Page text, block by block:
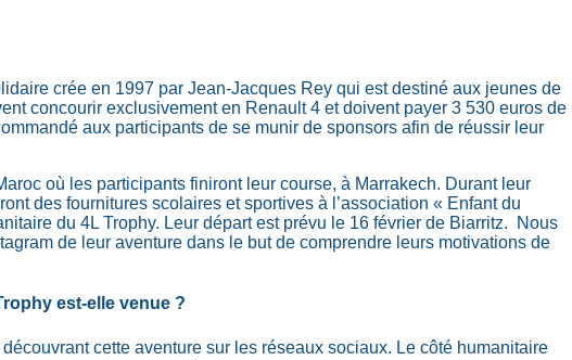
crée en 1997 par Jean-Jacques Rey qui est destiné aux jeunes de
concourir exclusivement en Renault 4 et doivent payer 3 530 euros de
aux participants de se munir de sponsors afin de réussir leur
où les participants finiront leur course, à Marrakech. Durant leur
des fournitures scolaires et sportives à l’association « Enfant du
du 4L Trophy. Leur départ est prévu le 16 février de Biarritz. Nous
de leur aventure dans le but de comprendre leurs motivations de
est-elle venue ?
découvrant cette aventure sur les réseaux sociaux. Le côté humanitaire